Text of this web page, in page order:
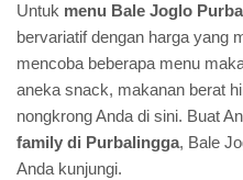
Untuk menu Bale Joglo
bervariatif dengan harga yang
mencoba beberapa menu
aneka snack, makanan berat
nongkrong Anda di sini. Buat
family di Purbalingga, Bale
Anda kunjungi.